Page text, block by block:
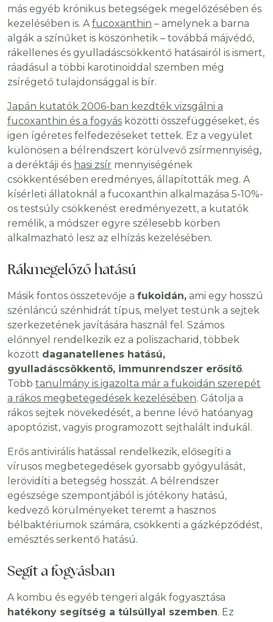
más egyéb krónikus betegségek megelőzésében és
kezelésében is. Afucoxanthin – amelynek a barna
algák a színűket is köszönhetik – továbbá májvédő,
rákellenes és gyulladáscsökkentő hatásairól is ismert,
ráadásul a többi karotinoiddal szemben még
zsírégető tulajdonsággal is bír.
Japán kutatók 2006-ban kezdték vizsgálni a
fucoxanthin és a fogyás közötti összefüggéseket, és
igen ígéretes felfedezéseket tettek. Ez a vegyület
különösen a bélrendszert körülvevő zsírmennyiség,
a deréktáji és hasi zsír mennyiségének
csökkentésében eredményes, állapították meg. A
kísérleti állatoknál a fucoxanthin alkalmazása 5-10%-
os testsúly csökkenést eredményezett, a kutatók
remélik, a módszer egyre szélesebb körben
alkalmazható lesz az elhízás kezelésében.
Rákmegelőző hatású
Másik fontos összetevője a fukoidán, ami egy hosszú
szénláncú szénhidrát típus, melyet testünk a sejtek
szerkezetének javítására használ fel. Számos
előnnyel rendelkezik ez a poliszacharid, többek
között daganatellenes hatású,
gyulladáscsökkentő, immunrendszer erősítő.
Több tanulmány is igazolta már a fukoidán szerepét
a rákos megbetegedések kezelésében. Gátolja a
rákos sejtek növekedését, a benne lévő hatóanyag
apoptózist, vagyis programozott sejthalált indukál.
Erős antivirális hatással rendelkezik, elősegíti a
vírusos megbetegedések gyorsabb gyógyulását,
lerövidíti a betegség hosszát. A bélrendszer
egészsége szempontjából is jótékony hatású,
kedvező körülményeket teremt a hasznos
bélbaktériumok számára, csökkenti a gázképződést,
emésztés serkentő hatású.
Segít a fogyásban
A kombu és egyéb tengeri algák fogyasztása
hatékony segítség a túlsúllyal szemben. Ez